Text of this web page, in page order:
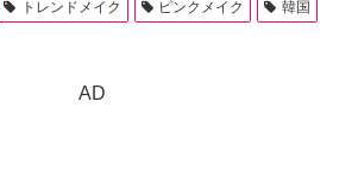
トレンドメイク ピンクメイク
韓国
AD